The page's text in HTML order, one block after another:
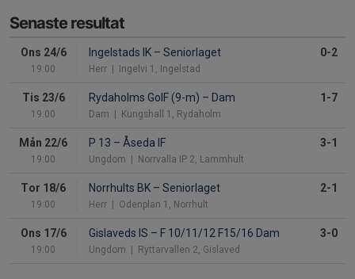
Senaste resultat
Ons 24/6
19:00
Ingelstads IK – Seniorlaget
Herr | Ingelvi 1, Ingelstad
0-2
Tis 23/6
19:00
Rydaholms GoIF (9-m) – Dam
Dam | Kungshall 1, Rydaholm
1-7
Mån 22/6
19:00
P 13 – Åseda IF
Ungdom | Norrvalla IP 2, Lammhult
3-1
Tor 18/6
19:00
Norrhults BK – Seniorlaget
Herr | Odenplan 1, Norrhult
2-1
Ons 17/6
19:00
Gislaveds IS – F 10/11/12 F15/16 Dam
Ungdom | Ryttarvallen 2, Gislaved
3-0